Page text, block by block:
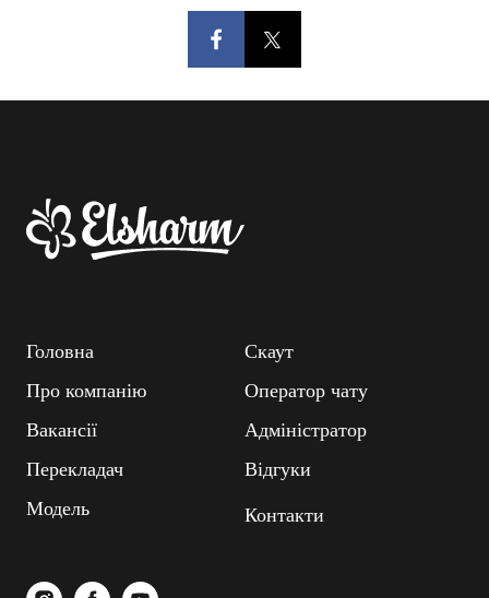
Головна
Про компанію
Вакансії
Перекладач
Модель
Скаут
Оператор чату
Адміністратор
Відгуки
Контакти